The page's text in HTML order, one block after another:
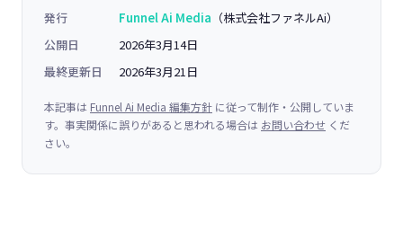
発行
Funnel Ai Media （株式会社ファネルAi）
公開日
2026年3月14日
最終更新日
2026年3月21日
本記事は Funnel Ai Media 編集方針 に従って制作・公開していま
す。事実関係に誤りがあると思われる場合は お問い合わせ くだ
さい。